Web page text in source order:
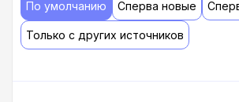
По умолчанию Сперва новые
Только с других источников